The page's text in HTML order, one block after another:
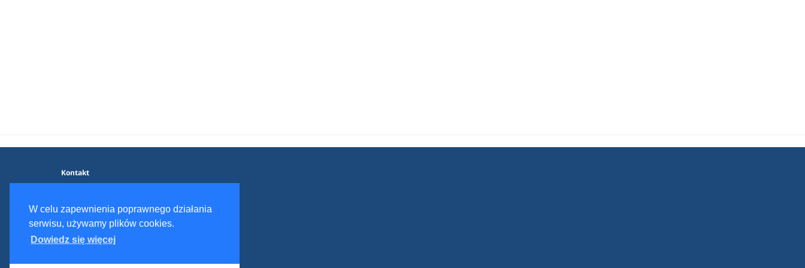
W celu zapewnienia poprawnego działania
serwisu, używamy plików cookies.
Dowiedz się więcej
Kontakt
Polityka prywatności
Regulamin serwisu